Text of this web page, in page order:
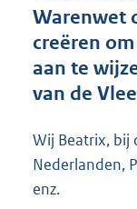
Warenwet
creëren
aan te
van de
Wij Beatrix, bij
Nederlanden,
enz.